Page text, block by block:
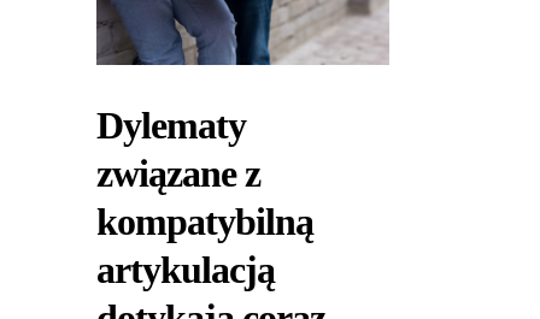
Dylematy
związane z
kompatybilną
artykulacją